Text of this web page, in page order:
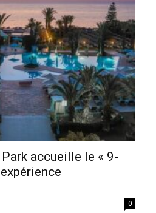
accueille le « 9-
0